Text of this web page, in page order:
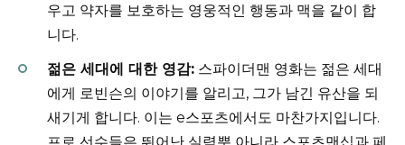
우고 약자를 보호하는 영웅적인 행동과 맥을 같이 합
니다.
젊은 세대에 대한 영감: 스파이더맨 영화는 젊은 세대
에게 로빈슨의 이야기를 알리고, 그가 남긴 유산을 되
새기게 합니다. 이는 e스포츠에서도 마찬가지입니다.